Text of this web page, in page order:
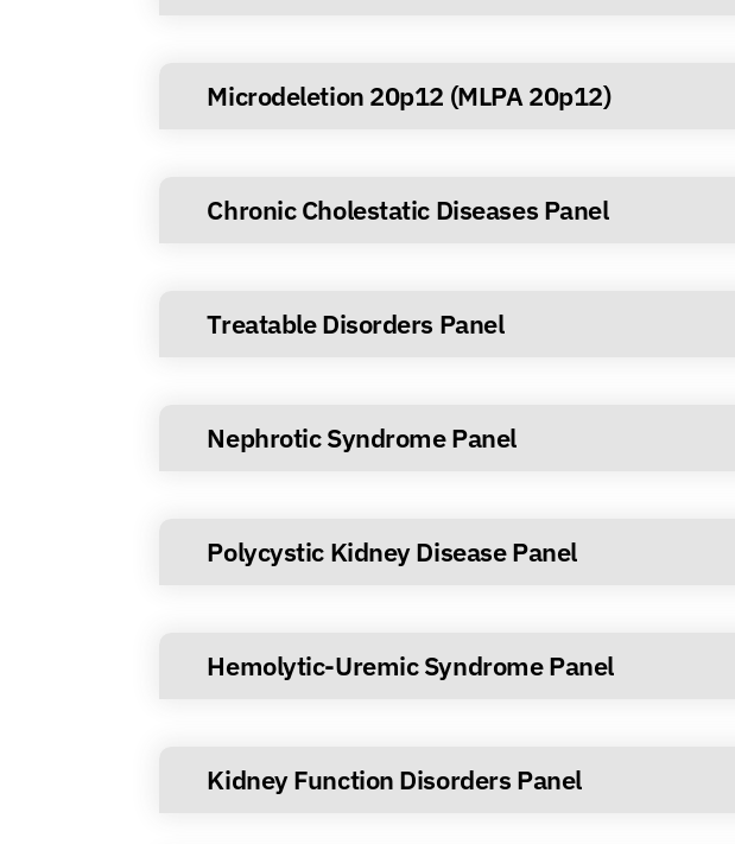
Microdeletion 20p12 (MLPA 20p12)
Chronic Cholestatic Diseases Panel
Treatable Disorders Panel
Nephrotic Syndrome Panel
Polycystic Kidney Disease Panel
Hemolytic-Uremic Syndrome Panel
Kidney Function Disorders Panel